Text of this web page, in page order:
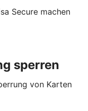
Secure machen
sperren
von Karten